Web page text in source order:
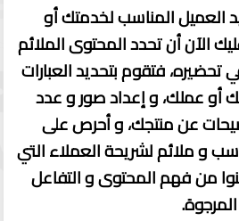
العميل المناسب لخدمتك أو
الآن أن تحدد المحتوى الملائم
تحضيره، فتقوم بتحديد العبارات
أو عملك، و إعداد صور و عدد
عن منتجك، و أحرص على
و ملائم لشريحة العملاء التي
من فهم المحتوى و التفاعل